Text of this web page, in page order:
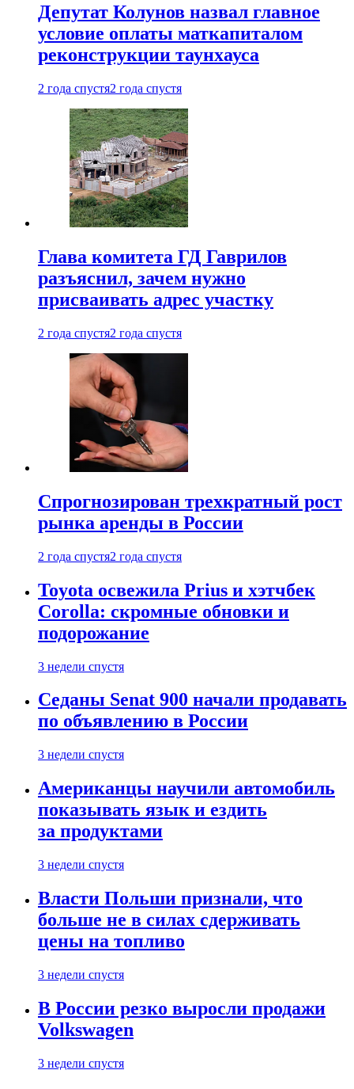
Депутат Колунов назвал главное
условие оплаты маткапиталом
реконструкции таунхауса
2 года спустя2 года спустя
Глава комитета ГД Гаврилов
разъяснил, зачем нужно
присваивать адрес участку
2 года спустя2 года спустя
Спрогнозирован трехкратный рост
рынка аренды в России
2 года спустя2 года спустя
Toyota освежила Prius и хэтчбек
Corolla: скромные обновки и
подорожание
3 недели спустя
Седаны Senat 900 начали продавать
по объявлению в России
3 недели спустя
Американцы научили автомобиль
показывать язык и ездить
за продуктами
3 недели спустя
Власти Польши признали, что
больше не в силах сдерживать
цены на топливо
3 недели спустя
В России резко выросли продажи
Volkswagen
3 недели спустя